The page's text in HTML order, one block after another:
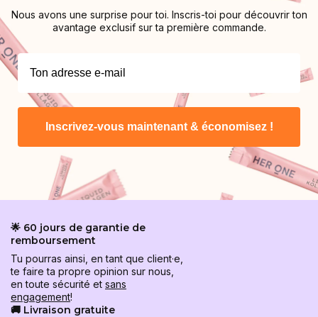
Nous avons une surprise pour toi. Inscris-toi pour découvrir ton
avantage exclusif sur ta première commande.
Inscrivez-vous maintenant & économisez !
🌟 60 jours de garantie de
remboursement
Tu pourras ainsi, en tant que client·e,
te faire ta propre opinion sur nous,
en toute sécurité et sans
engagement!
🚚 Livraison gratuite